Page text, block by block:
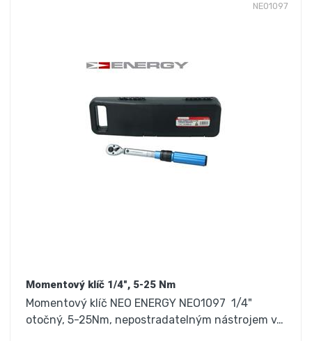
NE01097
Momentový klíč 1/4", 5-25 Nm
Momentový klíč NEO ENERGY NEO1097 1/4"
otočný, 5-25Nm, nepostradatelným nástrojem v…